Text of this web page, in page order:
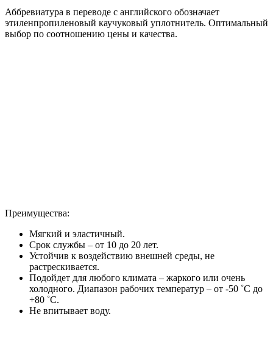
Аббревиатура в переводе с английского обозначает
этиленпропиленовый каучуковый уплотнитель. Оптимальный
выбор по соотношению цены и качества.
Преимущества:
Мягкий и эластичный.
Срок службы – от 10 до 20 лет.
Устойчив к воздействию внешней среды, не
растрескивается.
Подойдет для любого климата – жаркого или очень
холодного. Диапазон рабочих температур – от -50 ˚С до
+80 ˚С.
Не впитывает воду.